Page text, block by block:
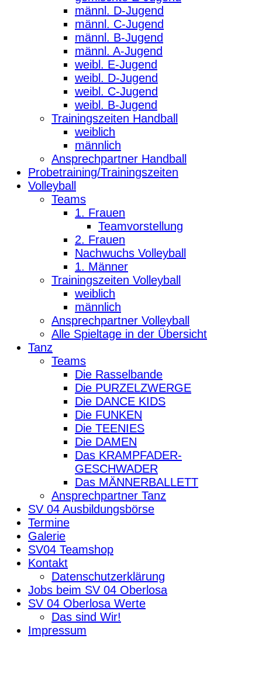
männl. D-Jugend
männl. C-Jugend
männl. B-Jugend
männl. A-Jugend
weibl. E-Jugend
weibl. D-Jugend
weibl. C-Jugend
weibl. B-Jugend
Trainingszeiten Handball
weiblich
männlich
Ansprechpartner Handball
Probetraining/Trainingszeiten
Volleyball
Teams
1. Frauen
Teamvorstellung
2. Frauen
Nachwuchs Volleyball
1. Männer
Trainingszeiten Volleyball
weiblich
männlich
Ansprechpartner Volleyball
Alle Spieltage in der Übersicht
Tanz
Teams
Die Rasselbande
Die PURZELZWERGE
Die DANCE KIDS
Die FUNKEN
Die TEENIES
Die DAMEN
Das KRAMPFADER-
GESCHWADER
Das MÄNNERBALLETT
Ansprechpartner Tanz
SV 04 Ausbildungsbörse
Termine
Galerie
SV04 Teamshop
Kontakt
Datenschutzerklärung
Jobs beim SV 04 Oberlosa
SV 04 Oberlosa Werte
Das sind Wir!
Impressum